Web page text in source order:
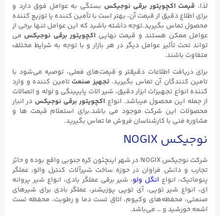
لذا، قیمت اکچویتور برقی نوجیکس بستگی به عوامل فوق دارد و
برای اطلاع دقیق از قیمت آن، بهتر است با تأمین کننده یا توزیع کننده
محصول تماس بگیرید.توجه داشته باشید که این عوامل تنها برخی از
عوامل ممکن هستند و قیمت نهایی اکچویتور برقی نوجیکس می
تواند تحت تأثیر عوامل دیگر در هر بازار و با توجه به شرایط مختلف
متفاوت باشند.
برای دریافت اطلاعات دقیقتر و قیمت‌های فعلی، توصیه می‌شود با
تامین کنندگان آن تماس بگیرید.تجهیز صنعت تامین کننده و وارد
کننده انواع تجهیزات ابزار دقیق، شیر الات پایپینگی و لوله و اتصالات
از جمله این محصول میباشد. انواع اکچویتور برقی نوجیکس در انبار
محصولات این شرکت موجود می باشد.برای استعلام قیمت ها و
مشاوره فنی با کارشناسان فروش ما تماس بگیرید.
نوجیکس NOGIX
شرکت نوجیکس NOGIX در شهر اینچئون کره جنوبی واقع بوده و حائز
تجارب و دانش فراوان در حوزه ساخت شیرآلات کنترل والو، عملگر
پنوماتیک، انواع انگل ولو، شیر برقی عملگر بادی، انواع شیر پروانه
ای، انواع شیر توپی، آی توپی پوزیشنر، عملگر بادی برای شیرهای
صنعتی، محفظه‌های وکیوم، اتاق تست دما و رطوبت، محفظه تست
اشعه خورشید و … می‌باشد.